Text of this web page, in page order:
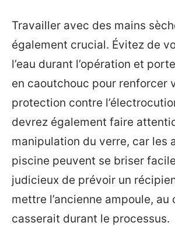
Travailler avec des mains
également crucial. Évitez de
l’eau durant l’opération et
en caoutchouc pour renforcer
protection contre
devrez également faire
manipulation du verre, car les
piscine peuvent se briser
judicieux de prévoir un
mettre l’ancienne ampoule, au
casserait durant le processus.